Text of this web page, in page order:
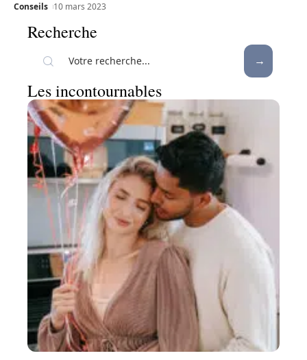
Conseils 10 mars 2023
Recherche
Les incontournables